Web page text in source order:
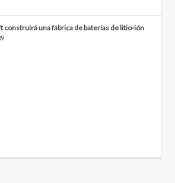
construirá una fábrica de baterías de litio-ión